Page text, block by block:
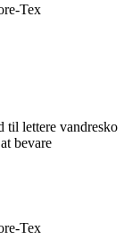
Tex
til lettere vandresko
bevare
Tex